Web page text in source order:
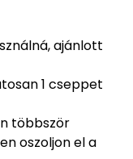
ajánlott
1 cseppet
többször
oszoljon el a